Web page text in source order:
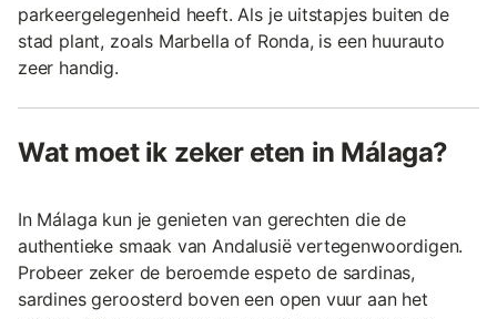
parkeergelegenheid heeft. Als je uitstapjes buiten de
stad plant, zoals Marbella of Ronda, is een huurauto
zeer handig.
Wat moet ik zeker eten in Málaga?
In Málaga kun je genieten van gerechten die de
authentieke smaak van Andalusië vertegenwoordigen.
Probeer zeker de beroemde espeto de sardinas,
sardines geroosterd boven een open vuur aan het